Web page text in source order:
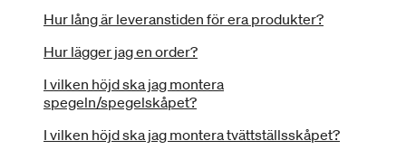
Hur lång är leveranstiden för era produkter?
Hur lägger jag en order?
I vilken höjd ska jag montera
spegeln/spegelskåpet?
I vilken höjd ska jag montera tvättställsskåpet?